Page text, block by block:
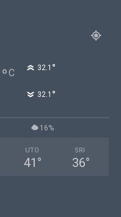
°C 32.1 °
32.1 °
16%
UTO
41 °
SRI
36°